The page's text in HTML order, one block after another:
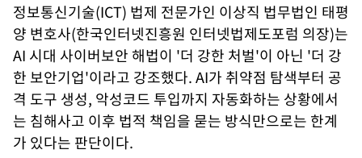
정보통신기술(ICT) 법제 전문가인 이상직 법무법인 태평
양 변호사(한국인터넷진흥원 인터넷법제도포럼 의장)는
AI 시대 사이버보안 해법이 '더 강한 처벌'이 아닌 '더 강
한 보안기업'이라고 강조했다. AI가 취약점 탐색부터 공
격 도구 생성, 악성코드 투입까지 자동화하는 상황에서
는 침해사고 이후 법적 책임을 묻는 방식만으로는 한계
가 있다는 판단이다.